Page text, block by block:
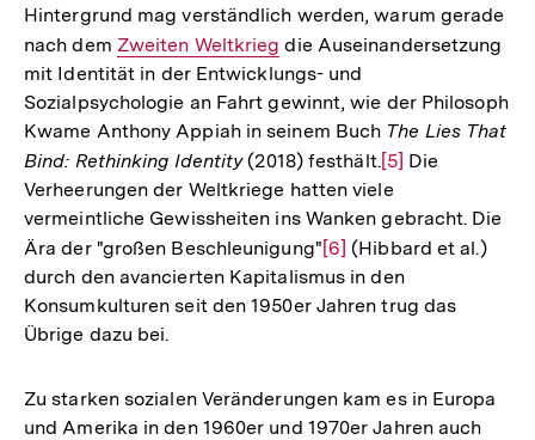
Hintergrund mag verständlich werden, warum gerade
nach dem Interner
Link:
Zweiten Weltkrieg die Auseinandersetzung
mit Identität in der Entwicklungs- und
Sozialpsychologie an Fahrt gewinnt, wie der Philosoph
Kwame Anthony Appiah in seinem Buch The Lies That
Bind: Rethinking Identity(2018) festhält.Zur
Auflösung
der
Fußnote
[5] Die
Verheerungen der Weltkriege hatten viele
vermeintliche Gewissheiten ins Wanken gebracht. Die
Ära der "großen Beschleunigung" Zur
Auflösung
der
[6] (Hibbard et al.)
durch den avancierten Kapitalismus in den
Konsumkulturen seit den 1950er Jahren trug das
Übrige dazu bei.
Zu starken sozialen Veränderungen kam es in Europa
und Amerika in den 1960er und 1970er Jahren auch